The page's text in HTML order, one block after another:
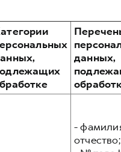
GWM Fleet
данных,
-
отчество;